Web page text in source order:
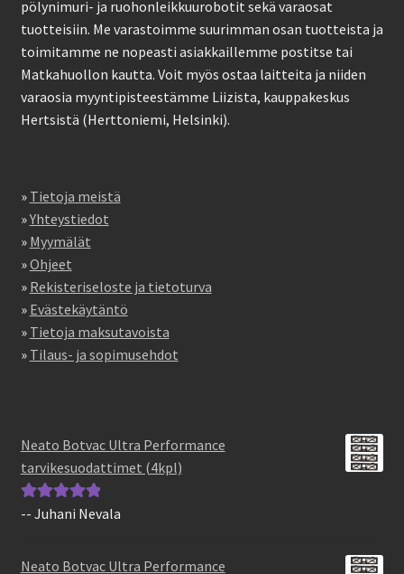
pölynimuri- ja ruohonleikkuurobotit sekä varaosat
tuotteisiin. Me varastoimme suurimman osan tuotteista ja
toimitamme ne nopeasti asiakkaillemme postitse tai
Matkahuollon kautta. Voit myös ostaa laitteita ja niiden
varaosia myyntipisteestämme Liizista, kauppakeskus
Hertsistä (Herttoniemi, Helsinki).
» Tietoja meistä
»Yhteystiedot
» Myymälät
»Ohjeet
» Rekisteriseloste ja tietoturva
» Evästekäytäntö
» Tietoja maksutavoista
» Tilaus- ja sopimusehdot
Neato Botvac Ultra Performance
tarvikesuodattimet (4kpl)
Arvostelu
-- Juhani Nevala
Neato Botvac Ultra Performance